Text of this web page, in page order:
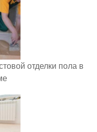
отделки пола в